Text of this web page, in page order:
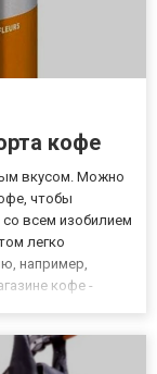
кофе
вкусом. Можно
чтобы
всем изобилием
легко
например,
кофе -